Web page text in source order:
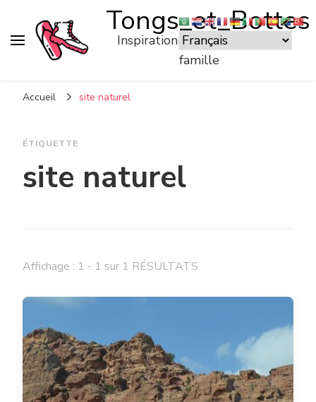
Tongs_et_Bottes
Inspirations pour voyager en
famille
Accueil site naturel
ÉTIQUETTE
site naturel
Affichage : 1 - 1 sur 1 RÉSULTATS